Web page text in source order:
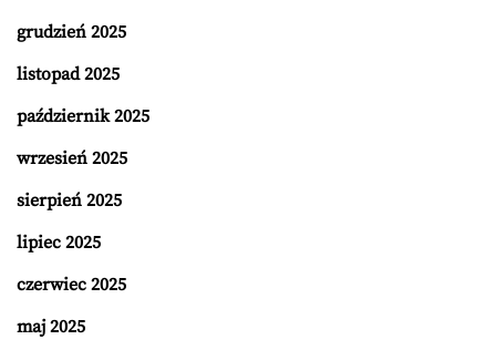
grudzień 2025
listopad 2025
październik 2025
wrzesień 2025
sierpień 2025
lipiec 2025
czerwiec 2025
maj 2025